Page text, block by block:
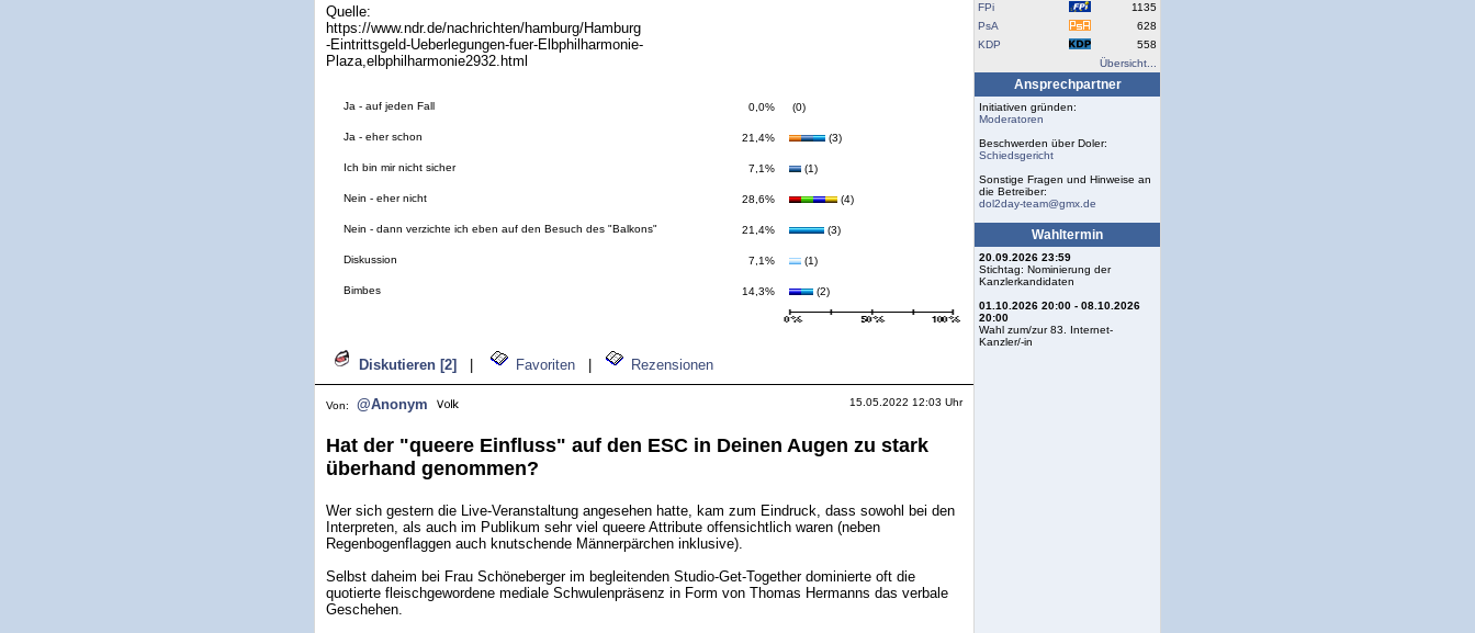
Quelle:
https://www.ndr.de/nachrichten/hamburg/Hamburg
-Eintrittsgeld-Ueberlegungen-fuer-Elbphilharmonie-
Plaza,elbphilharmonie2932.html
Ja - auf jeden Fall 0,0% (0)
Ja - eher schon 21,4% (3)
Ich bin mir nicht sicher 7,1% (1)
Nein - eher nicht 28,6% (4)
Nein - dann verzichte ich eben auf den Besuch des "Balkons" 21,4% (3)
Diskussion 7,1% (1)
Bimbes 14,3% (2)
Diskutieren [2] Favoriten Rezensionen
Von: @Anonym 15.05.2022 12:03 Uhr
Hat der "queere Einfluss" auf den ESC in Deinen Augen zu stark
überhand genommen?
Wer sich gestern die Live-Veranstaltung angesehen hatte, kam zum Eindruck, dass sowohl bei den
Interpreten, als auch im Publikum sehr viel queere Attribute offensichtlich waren (neben
Regenbogenflaggen auch knutschende Männerpärchen inklusive).
Selbst daheim bei Frau Schöneberger im begleitenden Studio-Get-Together dominierte oft die
quotierte fleischgewordene mediale Schwulenpräsenz in Form von Thomas Hermanns das verbale
Geschehen.
FPi
1135
PsA
628
KDP
558
Übersicht...
Ansprechpartner
Initiativen gründen:
Moderatoren
Beschwerden über Doler:
Schiedsgericht
Sonstige Fragen und Hinweise an
die Betreiber:
dol2day-team@gmx.de
Wahltermin
20.09.2026 23:59
Stichtag: Nominierung der
Kanzlerkandidaten
01.10.2026 20:00 - 08.10.2026
20:00
Wahl zum/zur 83. Internet-
Kanzler/-in